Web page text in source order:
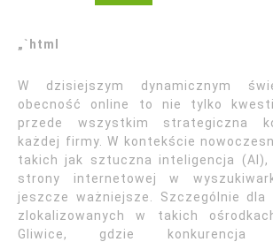
„`html
W dzisiejszym dynamicznym
obecność online to nie tylko
przede wszystkim strategiczna
każdej firmy. W kontekście
takich jak sztuczna inteligencja (AI),
strony internetowej w
jeszcze ważniejsze. Szczególnie dla
zlokalizowanych w takich
Gliwice, gdzie